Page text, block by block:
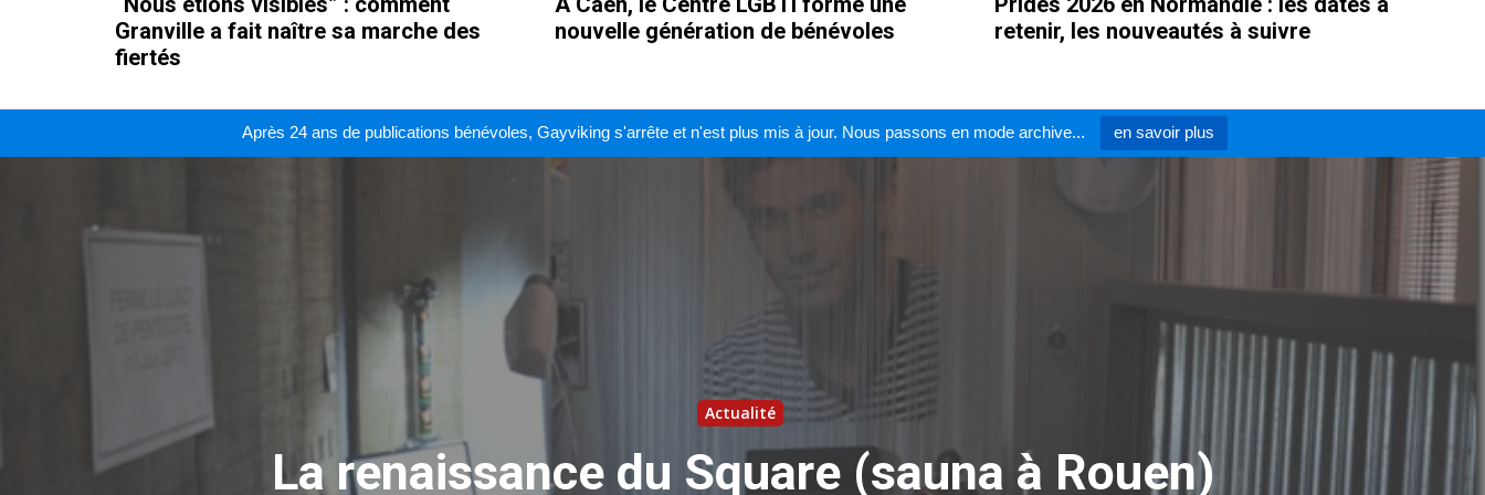
Granville a fait naître sa marche des
fiertés
nouvelle génération de bénévoles
retenir, les nouveautés à suivre